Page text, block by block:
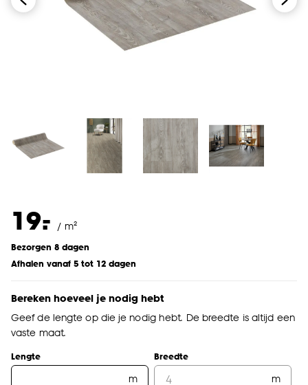
19.
- / m²
Bezorgen 8 dagen
Afhalen vanaf 5 tot 12 dagen
Bereken hoeveel je nodig hebt
Geef de lengte op die je nodig hebt. De breedte is altijd een
vaste maat.
Lengte
m
Breedte
m